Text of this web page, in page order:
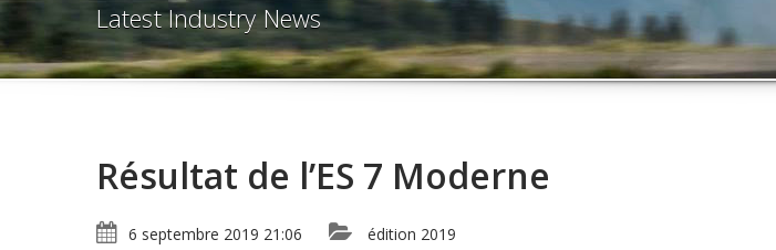
Latest Industry News
Résultat de l’ES 7 Moderne
6 septembre 2019 21:06 édition 2019